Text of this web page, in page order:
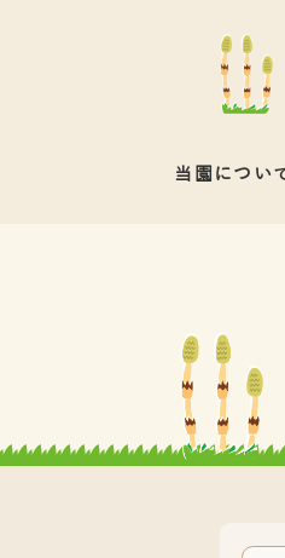
当園につい